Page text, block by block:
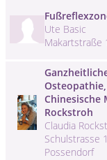
Ute Basic
Makartstraße
Chinesische
Rockstroh
Claudia
Schulstrasse
Possendorf